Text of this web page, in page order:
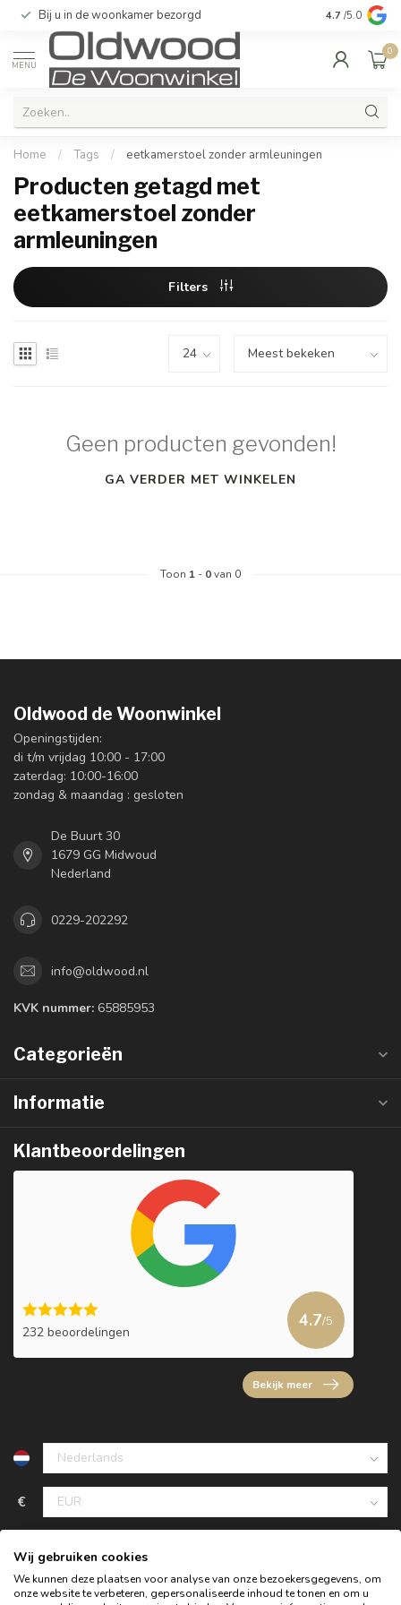
Bij u in de woonkamer bezorgd Kwaliteit &
4.7 /5.0
MENU
0
Home / Tags / eetkamerstoel zonder armleuningen
Producten getagd met
eetkamerstoel zonder
armleuningen
Filters
Geen producten gevonden!
GA VERDER MET WINKELEN
Toon 1 - 0van 0
Oldwood de Woonwinkel
Openingstijden:
di t/m vrijdag 10:00 - 17:00
zaterdag: 10:00-16:00
zondag & maandag : gesloten
De Buurt 30
1679 GG Midwoud
Nederland
0229-202292
info@oldwood.nl
KVK nummer: 65885953
Categorieën
Informatie
Klantbeoordelingen
232 beoordelingen
4.7/5
Bekijk meer
€
Wij gebruiken cookies
We kunnen deze plaatsen voor analyse van onze bezoekersgegevens, om
onze website te verbeteren, gepersonaliseerde inhoud te tonen en om u